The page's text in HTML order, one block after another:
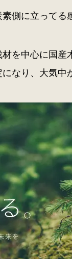
側に立ってる
を中心に国産
なり、大気中